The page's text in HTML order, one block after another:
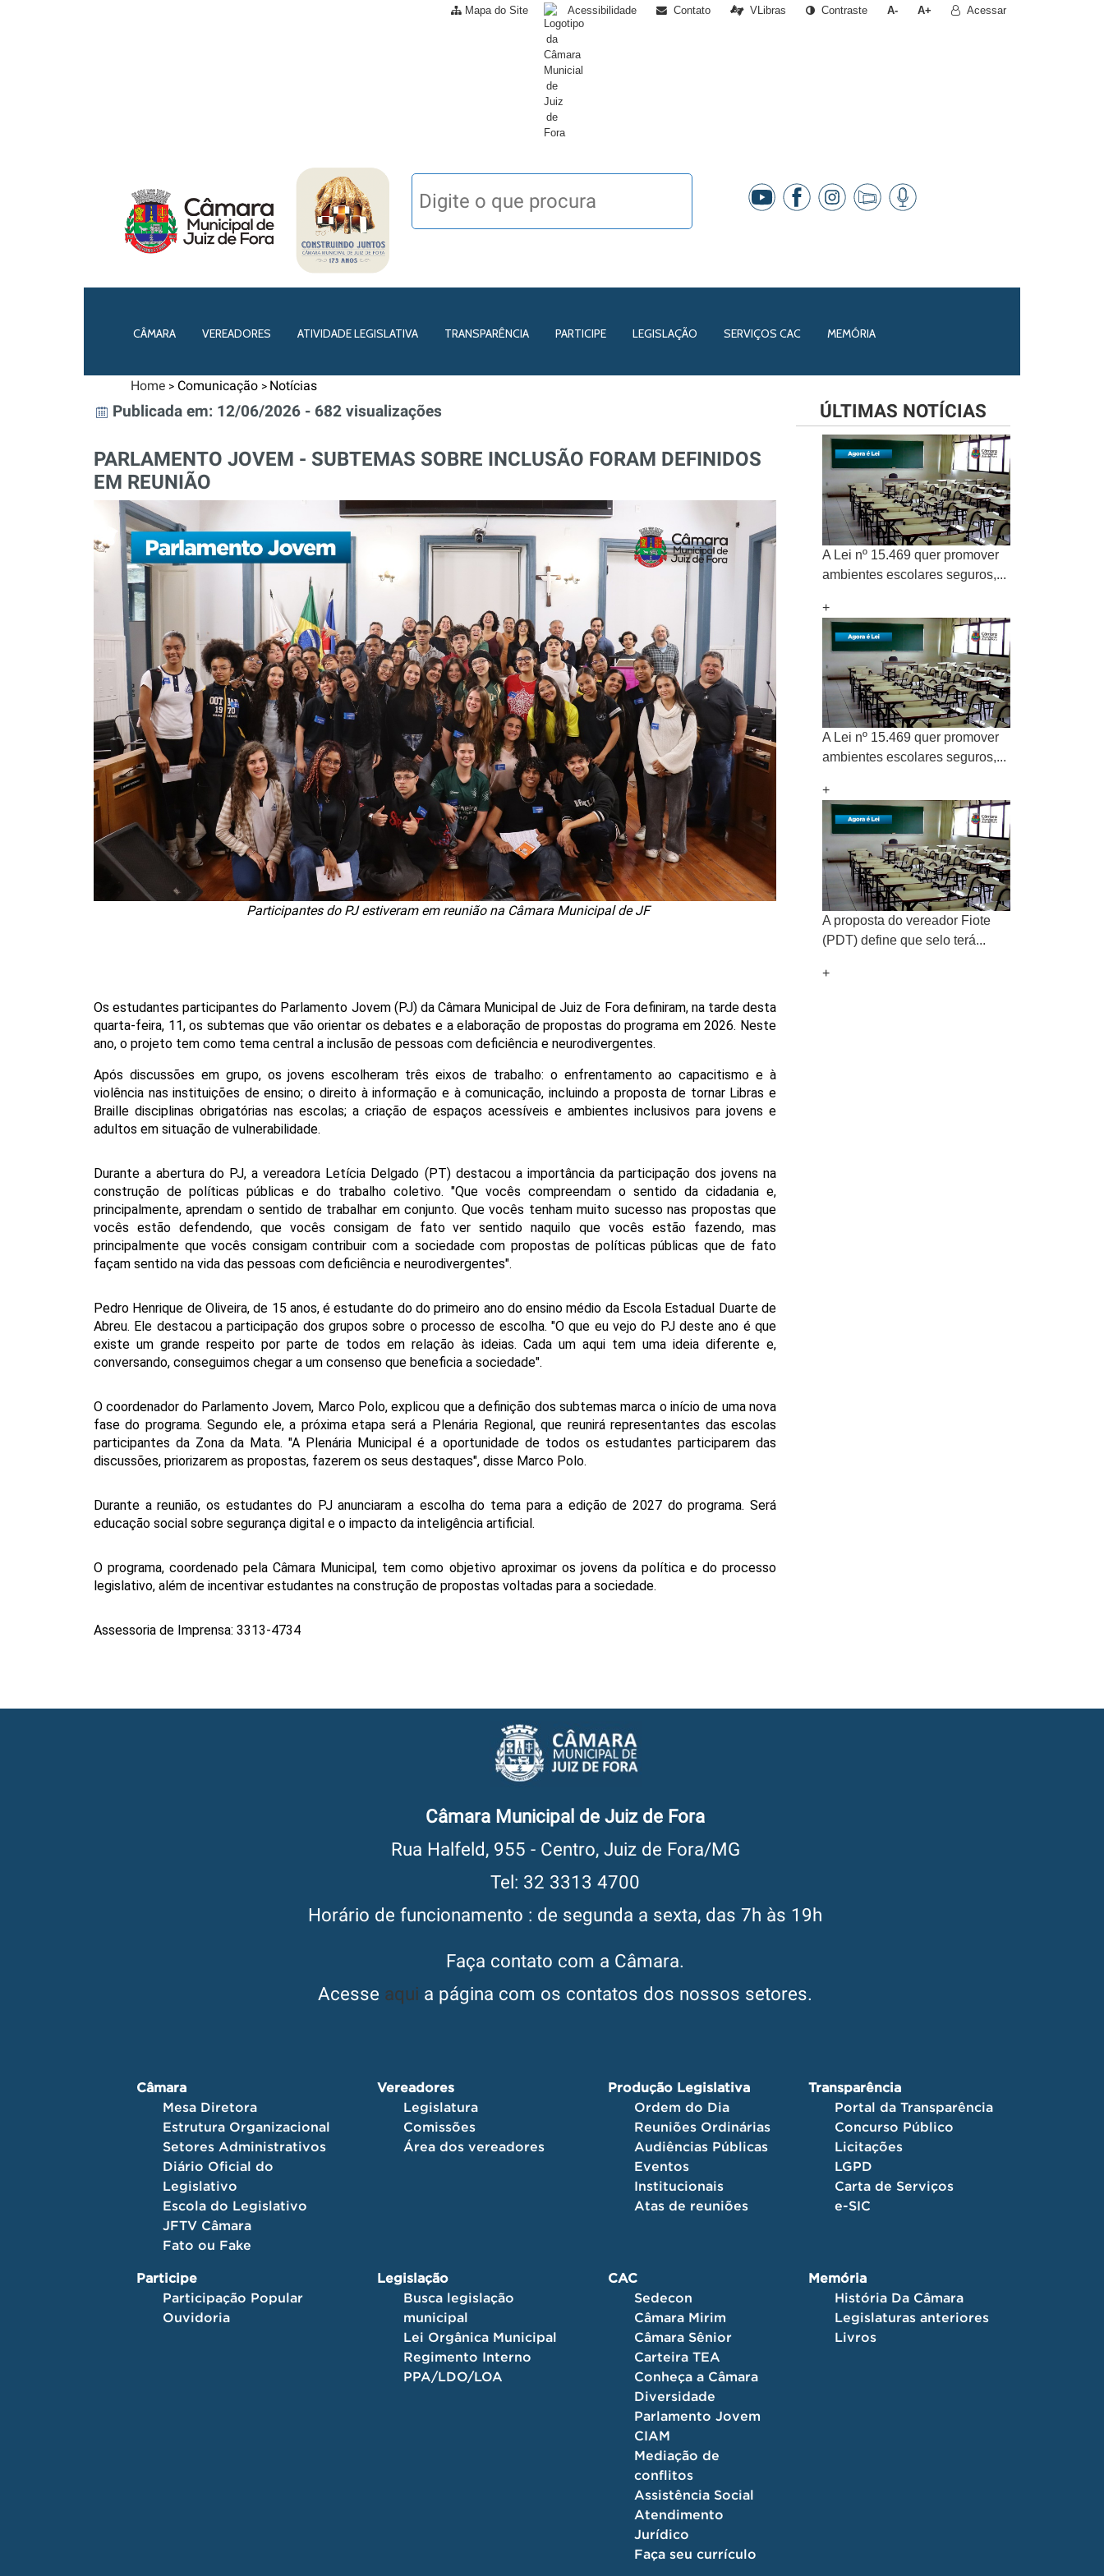
Mapa do Site Acessibilidade Contato VLibras Contraste A- A+ Acessar
CÂMARA VEREADORES ATIVIDADE LEGISLATIVA TRANSPARÊNCIA PARTICIPE LEGISLAÇÃO SERVIÇOS CAC MEMÓRIA
Home > Comunicação > Notícias
Publicada em: 12/06/2026 - 682 visualizações
PARLAMENTO JOVEM - SUBTEMAS SOBRE INCLUSÃO FORAM DEFINIDOS
EM REUNIÃO
Participantes do PJ estiveram em reunião na Câmara Municipal de JF
Os estudantes participantes do Parlamento Jovem (PJ) da Câmara Municipal de Juiz de Fora definiram, na tarde desta
quarta-feira, 11, os subtemas que vão orientar os debates e a elaboração de propostas do programa em 2026. Neste
ano, o projeto tem como tema central a inclusão de pessoas com deficiência e neurodivergentes.
Após discussões em grupo, os jovens escolheram três eixos de trabalho: o enfrentamento ao capacitismo e à
violência nas instituições de ensino; o direito à informação e à comunicação, incluindo a proposta de tornar Libras e
Braille disciplinas obrigatórias nas escolas; a criação de espaços acessíveis e ambientes inclusivos para jovens e
adultos em situação de vulnerabilidade.
Durante a abertura do PJ, a vereadora Letícia Delgado (PT) destacou a importância da participação dos jovens na
construção de políticas públicas e do trabalho coletivo. "Que vocês compreendam o sentido da cidadania e,
principalmente, aprendam o sentido de trabalhar em conjunto. Que vocês tenham muito sucesso nas propostas que
vocês estão defendendo, que vocês consigam de fato ver sentido naquilo que vocês estão fazendo, mas
principalmente que vocês consigam contribuir com a sociedade com propostas de políticas públicas que de fato
façam sentido na vida das pessoas com deficiência e neurodivergentes".
Pedro Henrique de Oliveira, de 15 anos, é estudante do do primeiro ano do ensino médio da Escola Estadual Duarte de
Abreu. Ele destacou a participação dos grupos sobre o processo de escolha. "O que eu vejo do PJ deste ano é que
existe um grande respeito por parte de todos em relação às ideias. Cada um aqui tem uma ideia diferente e,
conversando, conseguimos chegar a um consenso que beneficia a sociedade".
O coordenador do Parlamento Jovem, Marco Polo, explicou que a definição dos subtemas marca o início de uma nova
fase do programa. Segundo ele, a próxima etapa será a Plenária Regional, que reunirá representantes das escolas
participantes da Zona da Mata. "A Plenária Municipal é a oportunidade de todos os estudantes participarem das
discussões, priorizarem as propostas, fazerem os seus destaques", disse Marco Polo.
Durante a reunião, os estudantes do PJ anunciaram a escolha do tema para a edição de 2027 do programa. Será
educação social sobre segurança digital e o impacto da inteligência artificial.
O programa, coordenado pela Câmara Municipal, tem como objetivo aproximar os jovens da política e do processo
legislativo, além de incentivar estudantes na construção de propostas voltadas para a sociedade.
Assessoria de Imprensa: 3313-4734
ÚLTIMAS NOTÍCIAS
A Lei nº 15.469 quer promover
ambientes escolares seguros,...
+
A Lei nº 15.469 quer promover
ambientes escolares seguros,...
+
A proposta do vereador Fiote
(PDT) define que selo terá...
+
Câmara Municipal de Juiz de Fora
Rua Halfeld, 955 - Centro, Juiz de Fora/MG
Tel: 32 3313 4700
Horário de funcionamento : de segunda a sexta, das 7h às 19h
Faça contato com a Câmara.
Acesse aqui a página com os contatos dos nossos setores.
Câmara
Mesa Diretora
Estrutura Organizacional
Setores Administrativos
Diário Oficial do
Legislativo
Escola do Legislativo
JFTV Câmara
Fato ou Fake
Vereadores
Legislatura
Comissões
Área dos vereadores
Produção Legislativa
Ordem do Dia
Reuniões Ordinárias
Audiências Públicas
Eventos
Institucionais
Atas de reuniões
Transparência
Portal da Transparência
Concurso Público
Licitações
LGPD
Carta de Serviços
e-SIC
Participe
Participação Popular
Ouvidoria
Legislação
Busca legislação
municipal
Lei Orgânica Municipal
Regimento Interno
PPA/LDO/LOA
CAC
Sedecon
Câmara Mirim
Câmara Sênior
Carteira TEA
Conheça a Câmara
Diversidade
Parlamento Jovem
CIAM
Mediação de
conflitos
Assistência Social
Atendimento
Jurídico
Faça seu currículo
Memória
História Da Câmara
Legislaturas anteriores
Livros